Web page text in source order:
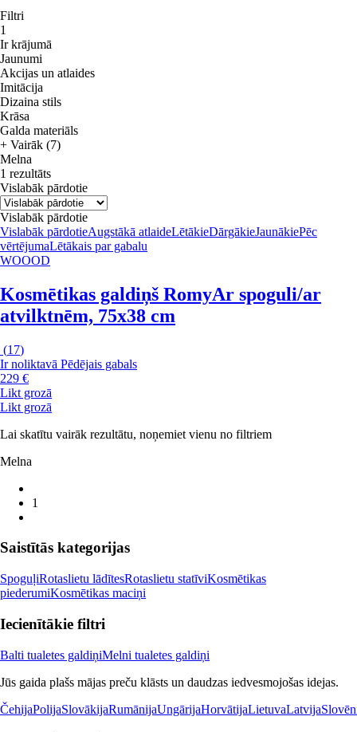
Filtri
1
Ir krājumā
Jaunumi
Akcijas un atlaides
Imitācija
Dizaina stils
Krāsa
Galda materiāls
+ Vairāk (7)
Melna
1 rezultāts
Vislabāk pārdotie
Vislabāk pārdotie
Vislabāk pārdotieAugstākā atlaideLētākieDārgākieJaunākiePēc
vērtējumaLētākais par gabalu
WOOOD
Kosmētikas galdiņš RomyAr spoguli/ar
atvilktnēm, 75x38 cm
(17)
Ir noliktavā Pēdējais gabals
229 €
Likt grozā
Likt grozā
Lai skatītu vairāk rezultātu, noņemiet vienu no filtriem
Melna
1
Saistītās kategorijas
SpoguļiRotaslietu lādītesRotaslietu statīviKosmētikas
piederumiKosmētikas maciņi
Iecienītākie filtri
Balti tualetes galdiņiMelni tualetes galdiņi
Jūs gaida plašs mājas preču klāsts un daudzas iedvesmojošas idejas.
ČehijaPolijaSlovākijaRumānijaUngārijaHorvātijaLietuvaLatvija